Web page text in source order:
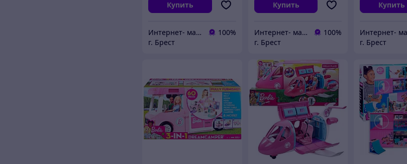
Купить
Интернет- магазин O'кей маркет
100%
г. Брест
Купить
Интернет- магазин O'кей маркет
100%
г. Брест
Купить
г. Брест